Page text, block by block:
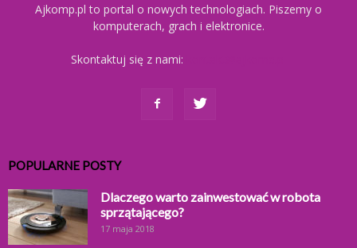
Ajkomp.pl to portal o nowych technologiach. Piszemy o
komputerach, grach i elektronice.
Skontaktuj się z nami:
POPULARNE POSTY
Dlaczego warto zainwestować w robota
sprzątającego?
17 maja 2018